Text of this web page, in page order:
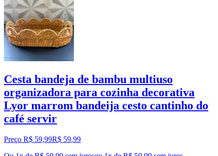
Cesta bandeja de bambu multiuso
organizadora para cozinha decorativa
Lyor marrom bandeija cesto cantinho do
café servir
Preço R$ 59,99R$ 59,99